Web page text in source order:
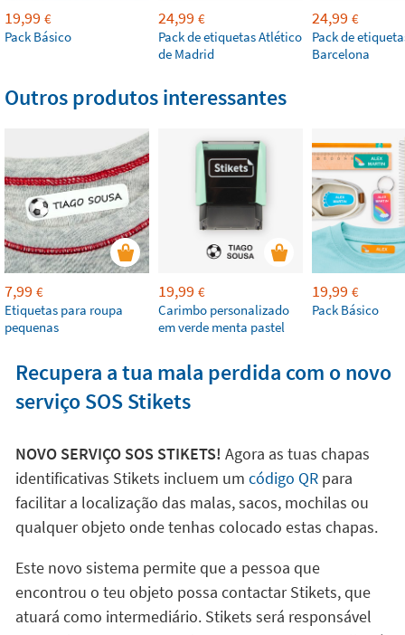
19,99 €
Pack Básico
24,99 €
Pack de etiquetas Atlético
de Madrid
24,99 €
Pack de
Barcelona
Outros produtos interessantes
7,99 €
Etiquetas para roupa
pequenas
19,99 €
Carimbo personalizado
em verde menta pastel
19,99 €
Pack Básico
Recupera a tua mala perdida com o novo
serviço SOS Stikets
NOVO SERVIÇO SOS STIKETS! Agora as tuas chapas
identificativas Stikets incluem um código QRpara
facilitar a localização das malas, sacos, mochilas ou
qualquer objeto onde tenhas colocado estas chapas.
Este novo sistema permite que a pessoa que
encontrou o teu objeto possa contactar Stikets, que
atuará como intermediário. Stikets será responsável